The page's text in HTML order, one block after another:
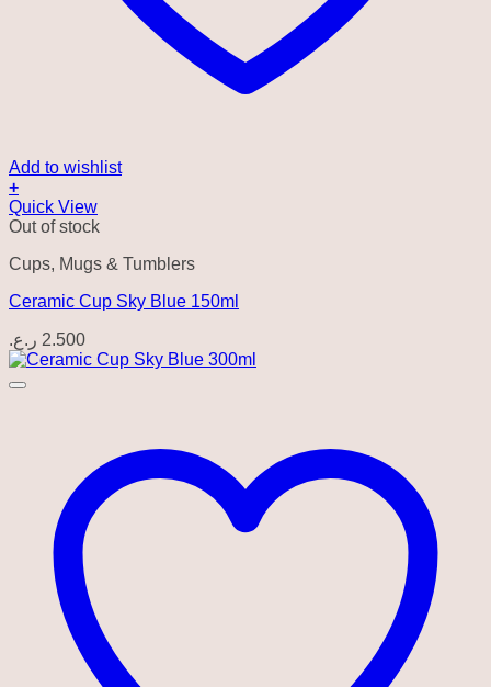
Add to wishlist
+
Quick View
Out of stock
Cups, Mugs & Tumblers
Ceramic Cup Sky Blue 150ml
2.500 ر.ع.